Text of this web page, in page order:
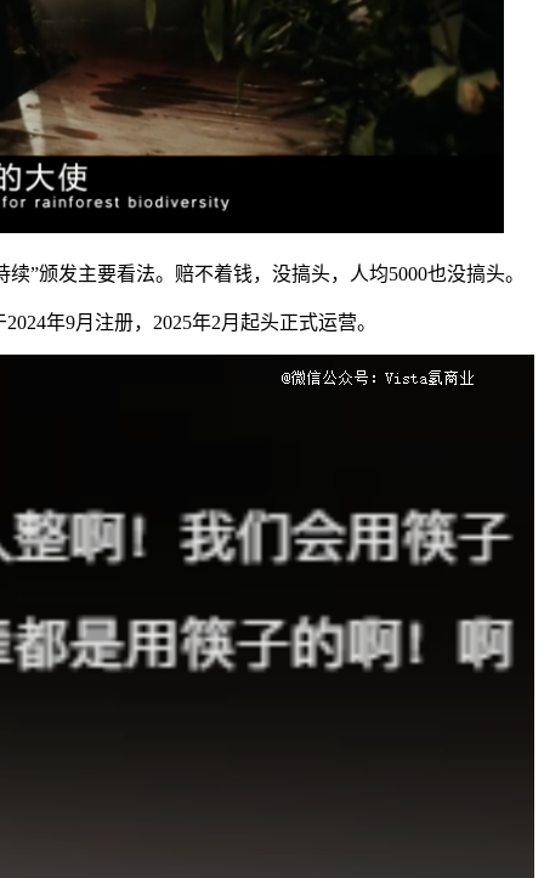
颁发主要看法。赔不着钱，没搞头，人均5000也没搞头。
年9月注册，2025年2月起头正式运营。